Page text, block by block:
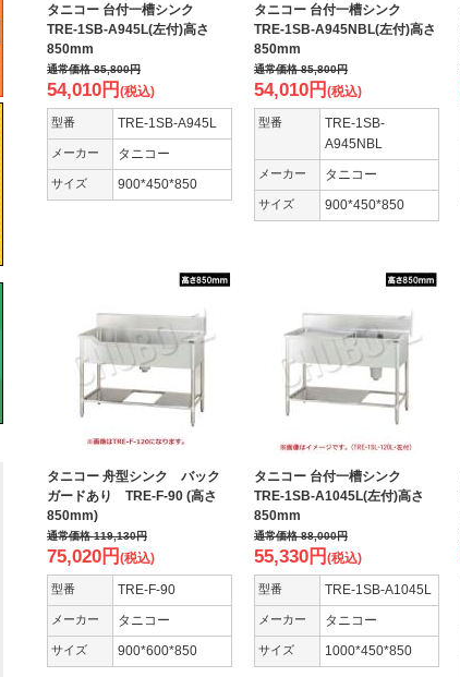
タニコー 台付一槽シンク
TRE-1SB-A945L(左付)高さ
850mm
通常価格85,800円
54,010円 (税込)
型番 TRE-1SB-A945L
メーカー タニコー
サイズ 900*450*850
タニコー 台付一槽シンク
TRE-1SB-A945NBL(左付)高さ
850mm
通常価格85,800円
54,010円 (税込)
型番
TRE-1SB-
A945NBL
メーカー タニコー
サイズ 900*450*850
タニコー 舟型シンク バック
ガードあり TRE-F-90 (高さ
850mm)
通常価格119,130円
75,020円 (税込)
型番 TRE-F-90
メーカー タニコー
サイズ 900*600*850
タニコー 台付一槽シンク
TRE-1SB-A1045L(左付)高さ
850mm
通常価格88,000円
55,330円 (税込)
型番 TRE-1SB-A1045L
メーカー タニコー
サイズ 1000*450*850